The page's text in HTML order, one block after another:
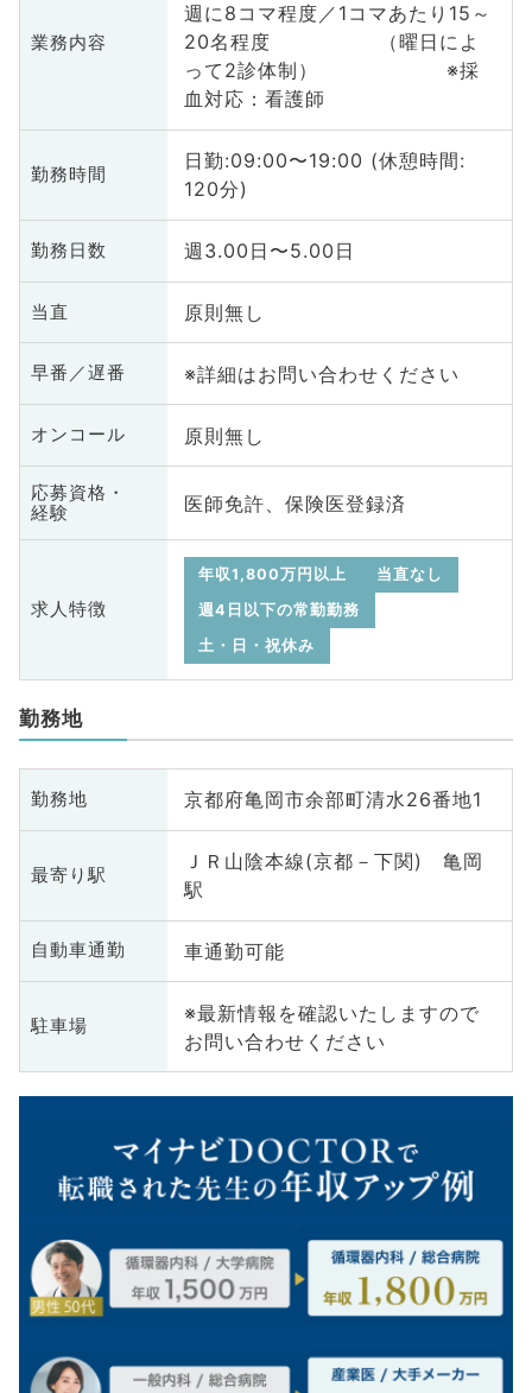
業務内容
週に8コマ程度／1コマあたり15～
20名程度 （曜日によ
って2診体制） ※採
血対応：看護師
勤務時間
日勤:09:00〜19:00 (休憩時間:
120分)
勤務日数 週3.00日〜5.00日
当直 原則無し
早番／遅番 ※詳細はお問い合わせください
オンコール 原則無し
応募資格・
経験
医師免許、保険医登録済
求人特徴
年収1,800万円以上
当直なし
週4日以下の常勤勤務
土・日・祝休み
勤務地
勤務地 京都府亀岡市余部町清水26番地1
最寄り駅
ＪＲ山陰本線(京都－下関) 亀岡
駅
自動車通勤 車通勤可能
駐車場
※最新情報を確認いたしますので
お問い合わせください